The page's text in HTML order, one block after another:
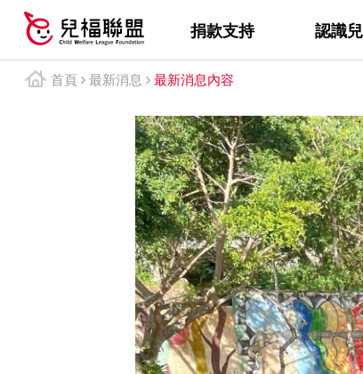
捐款支持 認識
首頁 最新消息 最新消息內容